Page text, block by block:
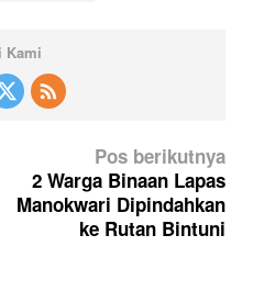
Kami
Pos berikutnya
2 Warga Binaan Lapas
Manokwari Dipindahkan
ke Rutan Bintuni